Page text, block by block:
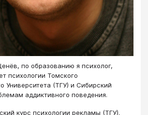
по образованию я психолог,
психологии Томского
Университета (ТГУ) и Сибирский
аддиктивного поведения.
курс психологии рекламы (ТГУ).